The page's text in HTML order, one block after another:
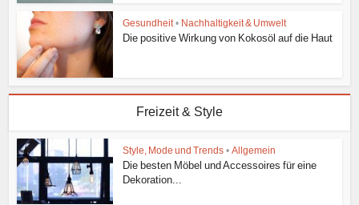
Gesundheit • Nachhaltigkeit & Umwelt
Die positive Wirkung von Kokosöl auf die Haut
Freizeit & Style
Style, Mode und Trends • Allgemein
Die besten Möbel und Accessoires für eine
Dekoration...